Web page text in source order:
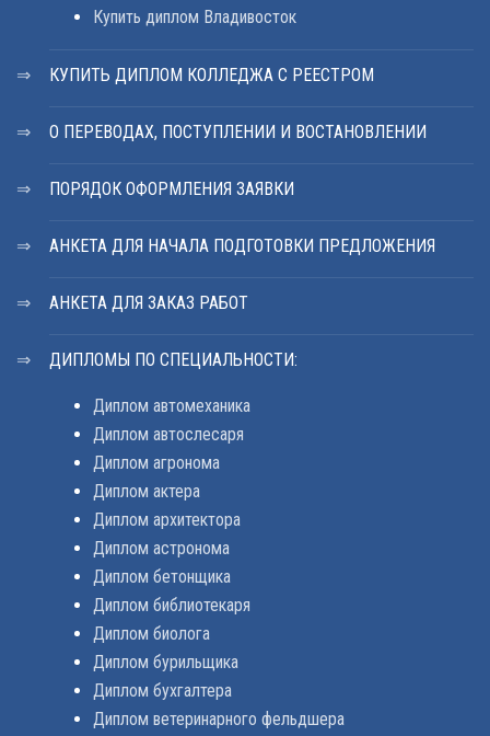
Купить диплом Владивосток
КУПИТЬ ДИПЛОМ КОЛЛЕДЖА С РЕЕСТРОМ
О ПЕРЕВОДАХ, ПОСТУПЛЕНИИ И ВОСТАНОВЛЕНИИ
ПОРЯДОК ОФОРМЛЕНИЯ ЗАЯВКИ
АНКЕТА ДЛЯ НАЧАЛА ПОДГОТОВКИ ПРЕДЛОЖЕНИЯ
АНКЕТА ДЛЯ ЗАКАЗ РАБОТ
ДИПЛОМЫ ПО СПЕЦИАЛЬНОСТИ:
Диплом автомеханика
Диплом автослесаря
Диплом агронома
Диплом актера
Диплом архитектора
Диплом астронома
Диплом бетонщика
Диплом библиотекаря
Диплом биолога
Диплом бурильщика
Диплом бухгалтера
Диплом ветеринарного фельдшера